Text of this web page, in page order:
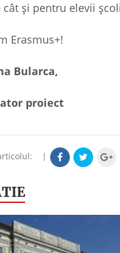
cât și pentru elevii
Erasmus+!
Bularca,
proiect
|